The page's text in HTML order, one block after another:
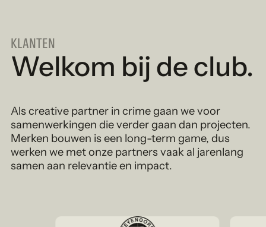
KLANTEN
Welkom bij de club.
Als creative partner in crime gaan we voor
samenwerkingen die verder gaan dan projecten.
Merken bouwen is een long-term game, dus
werken we met onze partners vaak al jarenlang
samen aan relevantie en impact.